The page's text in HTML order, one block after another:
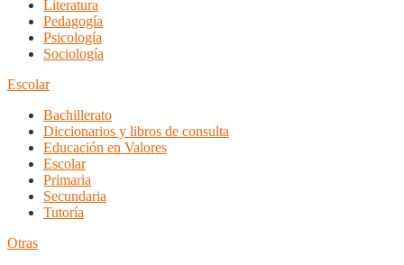
Literatura
Pedagogía
Psicología
Sociología
Escolar
Bachillerato
Diccionarios y libros de consulta
Educación en Valores
Escolar
Primaria
Secundaria
Tutoría
Otras